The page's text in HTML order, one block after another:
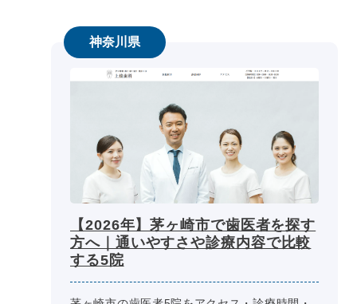
神奈川県
【2026年】茅ヶ崎市で歯医者を探す
方へ｜通いやすさや診療内容で比較
する5院